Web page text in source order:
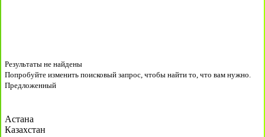
Результаты не найдены
Попробуйте изменить поисковый запрос, чтобы найти то, что вам нужно.
Предложенный
Астана
Казахстан